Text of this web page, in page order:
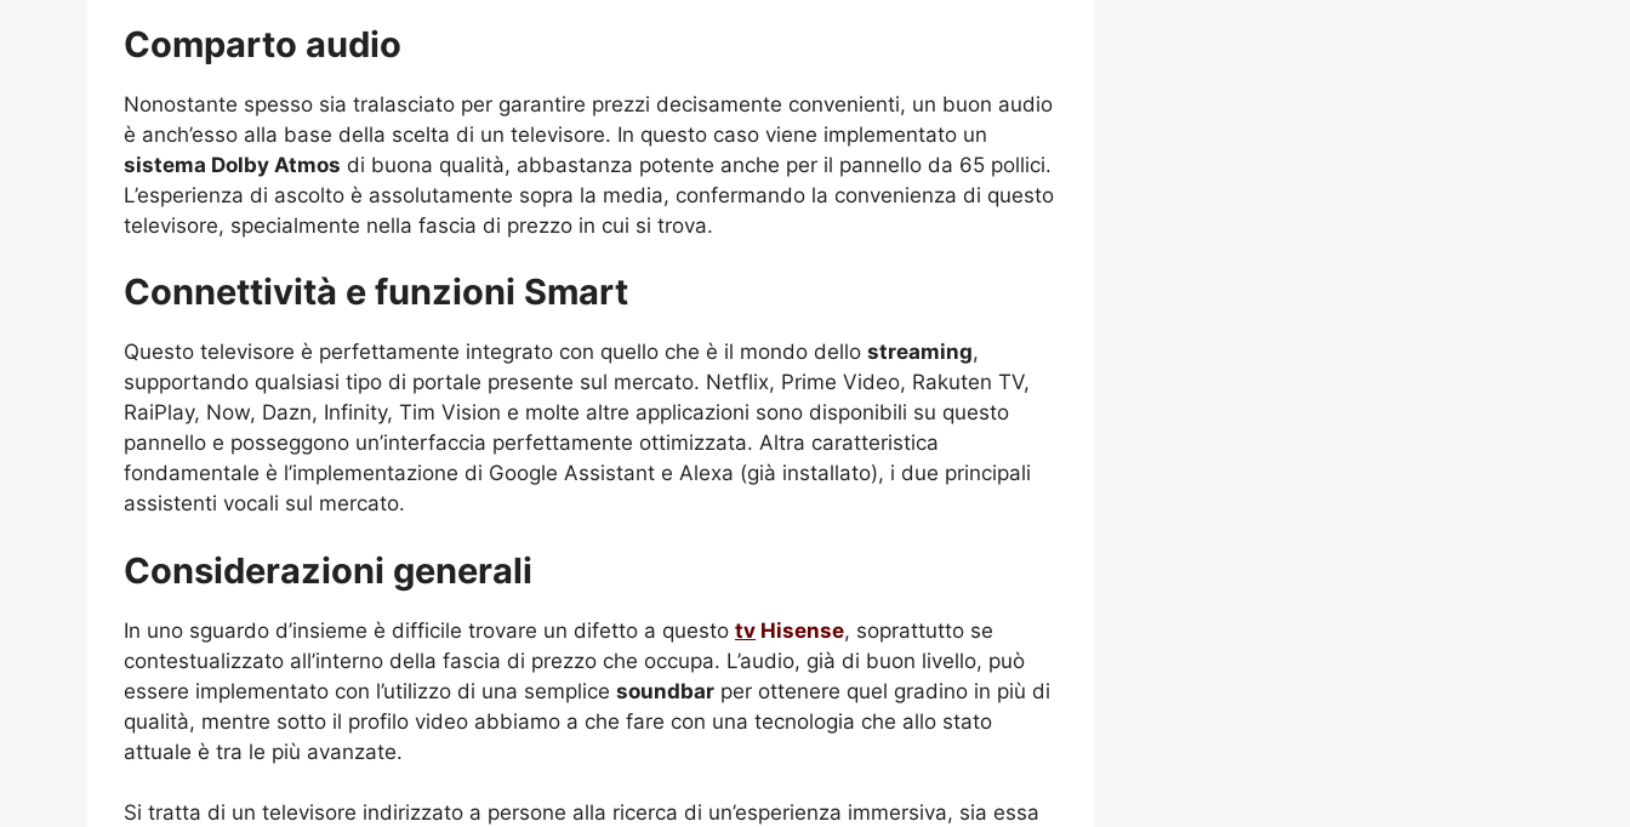
Comparto audio
Nonostante spesso sia tralasciato per garantire prezzi decisamente convenienti, un buon audio
è anch’esso alla base della scelta di un televisore. In questo caso viene implementato un
sistema Dolby Atmos di buona qualità, abbastanza potente anche per il pannello da 65 pollici.
L’esperienza di ascolto è assolutamente sopra la media, confermando la convenienza di questo
televisore, specialmente nella fascia di prezzo in cui si trova.
Connettività e funzioni Smart
Questo televisore è perfettamente integrato con quello che è il mondo dello streaming,
supportando qualsiasi tipo di portale presente sul mercato. Netflix, Prime Video, Rakuten TV,
RaiPlay, Now, Dazn, Infinity, Tim Vision e molte altre applicazioni sono disponibili su questo
pannello e posseggono un’interfaccia perfettamente ottimizzata. Altra caratteristica
fondamentale è l’implementazione di Google Assistant e Alexa (già installato), i due principali
assistenti vocali sul mercato.
Considerazioni generali
In uno sguardo d’insieme è difficile trovare un difetto a questo tv Hisense, soprattutto se
contestualizzato all’interno della fascia di prezzo che occupa. L’audio, già di buon livello, può
essere implementato con l’utilizzo di una semplice soundbar per ottenere quel gradino in più di
qualità, mentre sotto il profilo video abbiamo a che fare con una tecnologia che allo stato
attuale è tra le più avanzate.
Si tratta di un televisore indirizzato a persone alla ricerca di un’esperienza immersiva, sia essa